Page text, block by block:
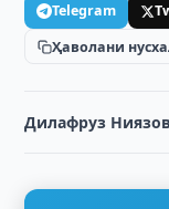
Telegram
Ҳаволани
Дилафруз